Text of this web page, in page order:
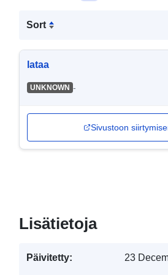
Sort
lataa
UNKNOWN -
Sivustoon
Lisätietoja
Päivitetty: 23